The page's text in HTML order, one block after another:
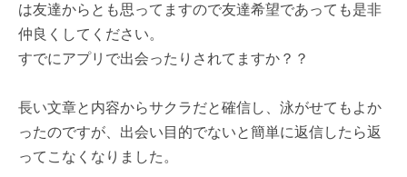
は友達からとも思ってますので友達希望であっても是非
仲良くしてください。
すでにアプリで出会ったりされてますか？？
長い文章と内容からサクラだと確信し、泳がせてもよか
ったのですが、出会い目的でないと簡単に返信したら返
ってこなくなりました。